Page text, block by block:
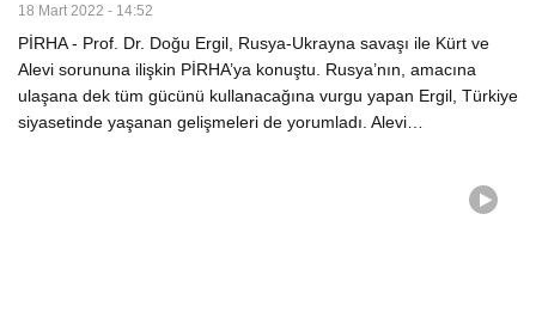
18 Mart 2022 - 14:52
PİRHA - Prof. Dr. Doğu Ergil, Rusya-Ukrayna savaşı ile Kürt ve
Alevi sorununa ilişkin PİRHA’ya konuştu. Rusya’nın, amacına
ulaşana dek tüm gücünü kullanacağına vurgu yapan Ergil, Türkiye
siyasetinde yaşanan gelişmeleri de yorumladı. Alevi…